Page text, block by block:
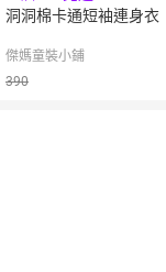
洞洞棉卡通短袖連身衣
傑媽童裝小鋪
390